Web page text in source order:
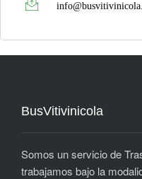
BusVitivinicola
Somos un servicio de
trabajamos bajo la